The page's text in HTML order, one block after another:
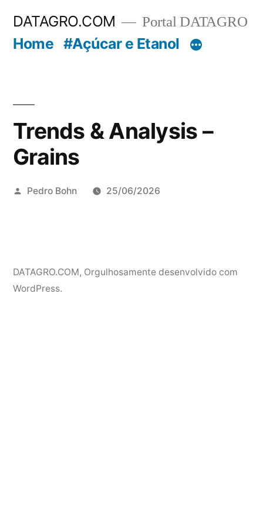
DATAGRO.COM Portal DATAGRO
Home #Açúcar e Etanol
Trends & Analysis –
Grains
Publicado
Pedro Bohn 25/06/2026
DATAGRO.COM, Orgulhosamente desenvolvido com
WordPress.